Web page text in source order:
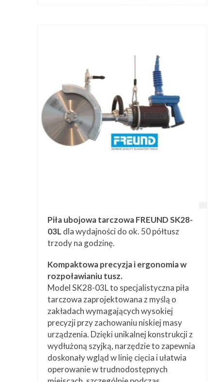
Piła ubojowa tarczowa FREUND SK28-
03L dla wydajności do ok. 50 półtusz
trzody na godzinę.
Kompaktowa precyzja i ergonomia w
rozpoławianiu tusz.
Model SK28-03L to specjalistyczna piła
tarczowa zaprojektowana z myślą o
zakładach wymagających wysokiej
precyzji przy zachowaniu niskiej masy
urządzenia. Dzięki unikalnej konstrukcji z
wydłużoną szyjką, narzędzie to zapewnia
doskonały wgląd w linię cięcia i ułatwia
operowanie w trudnodostępnych